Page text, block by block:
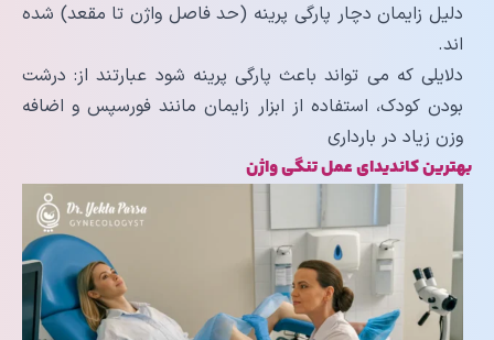
دلیل زایمان دچار پارگی پرینه (حد فاصل واژن تا مقعد) شده
اند.
دلایلی که می تواند باعث پارگی پرینه شود عبارتند از: درشت
بودن کودک، استفاده از ابزار زایمان مانند فورسپس و اضافه
وزن زیاد در بارداری
بهترین کاندیدای عمل تنگی واژن